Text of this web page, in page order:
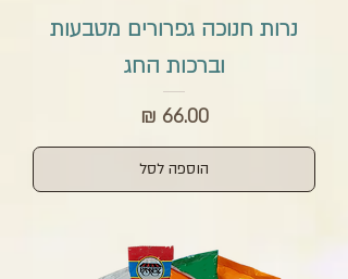
נרות חנוכה גפרורים מטבעות
וברכות החג
מחיר‏66.00 ‏₪
הוספה לסל